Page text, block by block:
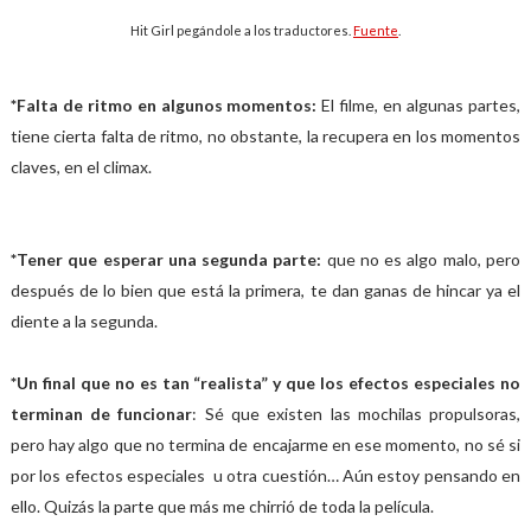
Hit Girl pegándole a los traductores. Fuente
*Falta de ritmo en algunos momentos: El filme, en algunas partes,
tiene cierta falta de ritmo, no obstante, la recupera en los momentos
claves, en el climax.
*Tener que esperar una segunda parte: que no es algo malo, pero
después de lo bien que está la primera, te dan ganas de hincar ya el
diente a la segunda.
*Un final que no es tan “realista” y que los efectos especiales no
terminan de funcionar: Sé que existen las mochilas propulsoras,
pero hay algo que no termina de encajarme en ese momento, no sé si
por los efectos especiales u otra cuestión… Aún estoy pensando en
ello. Quizás la parte que más me chirrió de toda la película.